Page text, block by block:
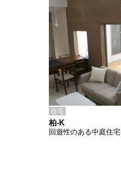
住宅
柏-K
回遊性のある中庭住宅